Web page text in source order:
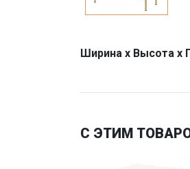
Ширина х Высота х
С ЭТИМ